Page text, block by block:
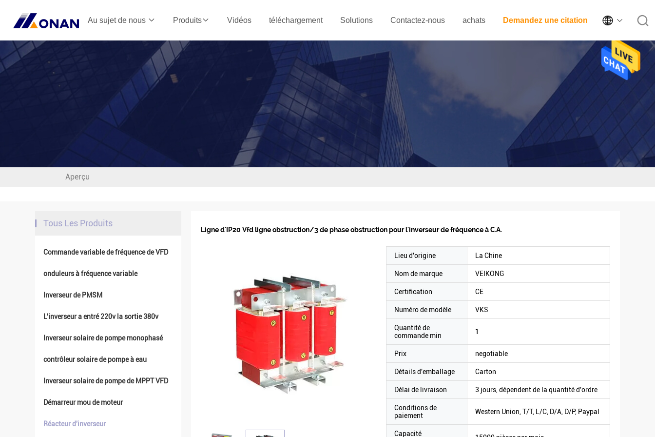
Au sujet de nous Produits Vidéos téléchargement Solutions Contactez-nous achats Demandez une citation 
Aperçu
Tous Les Produits
Commande variable de fréquence de VFD
onduleurs à fréquence variable
Inverseur de PMSM
L'inverseur a entré 220v la sortie 380v
Inverseur solaire de pompe monophasé
contrôleur solaire de pompe à eau
Inverseur solaire de pompe de MPPT VFD
Démarreur mou de moteur
Réacteur d'inverseur
Ligne d'IP20 Vfd ligne obstruction/3 de phase obstruction pour l'inverseur de fréquence à C.A.
Lieu d'origine La Chine
Nom de marque VEIKONG
Certification CE
Numéro de modèle VKS
Quantité de
commande min
1
Prix negotiable
Détails d'emballage Carton
Délai de livraison 3 jours, dépendent de la quantité d'ordre
Conditions de
paiement
Western Union, T/T, L/C, D/A, D/P, Paypal
Capacité